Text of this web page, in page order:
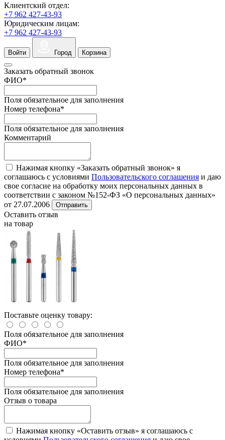
Клиентский отдел:
+7 962 427-43-93
Юридическим лицам:
+7 962 427-43-93
Войти Город Корзина
Заказать обратный звонок
ФИО*
Поля обязательное для заполнения
Номер телефона*
Поля обязательное для заполнения
Комментарий
Нажимая кнопку «Заказать обратный звонок» я
соглашаюсь с условиями Пользовательского соглашения и даю
свое согласие на обработку моих персональных данных в
соответствии с законом №152-ФЗ «О персональных данных»
от 27.07.2006
Отправить
Оставить отзыв
на товар
Поставьте оценку товару:
Поля обязательное для заполнения
ФИО*
Поля обязательное для заполнения
Номер телефона*
Поля обязательное для заполнения
Отзыв о товара
Нажимая кнопку «Оставить отзыв» я соглашаюсь с